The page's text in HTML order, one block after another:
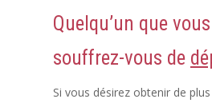
Quelqu’un que
souffrez-vous de
Si vous désirez obtenir de